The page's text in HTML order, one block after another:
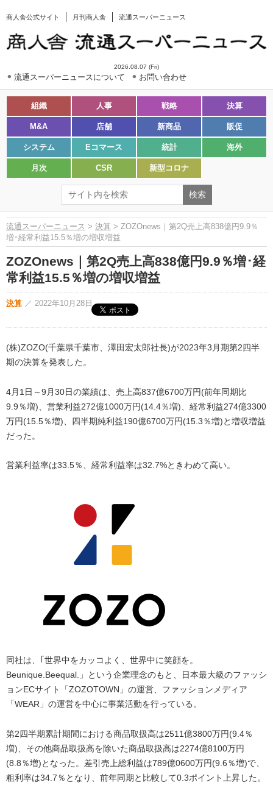
商人舎公式サイト 月刊商人舎 流通スーパーニュース
2026.08.07 (Fri)
流通スーパーニュースについて お問い合わせ
組織 人事 戦略 決算
M&A 店舗 新商品 販促
システム Eコマース 統計 海外
月次 CSR 新型コロナ
流通スーパーニュース > 決算 > ZOZOnews｜第2Q売上高838億円9.9％
増･経常利益15.5％増の増収増益
ZOZOnews｜第2Q売上高838億円9.9％増･経
常利益15.5％増の増収増益
決算 ／ 2022年10月28日
(株)ZOZO(千葉県千葉市、澤田宏太郎社長)が2023年3月期第2四半
期の決算を発表した。
4月1日～9月30日の業績は、売上高837億6700万円(前年同期比
9.9％増)、営業利益272億1000万円(14.4％増)、経常利益274億3300
万円(15.5％増)、四半期純利益190億6700万円(15.3％増)と増収増益
だった。
営業利益率は33.5％、経常利益率は32.7%ときわめて高い。
同社は、｢世界中をカッコよく、世界中に笑顔を。
Beunique.Beequal.」という企業理念のもと、日本最大級のファッシ
ョンECサイト「ZOZOTOWN」の運営、ファッションメディア
「WEAR」の運営を中心に事業活動を行っている。
第2四半期累計期間における商品取扱高は2511億3800万円(9.4％
増)、その他商品取扱高を除いた商品取扱高は2274億8100万円
(8.8％増)となった。差引売上総利益は789億0600万円(9.6％増)で、
粗利率は34.7％となり、前年同期と比較して0.3ポイント上昇した。